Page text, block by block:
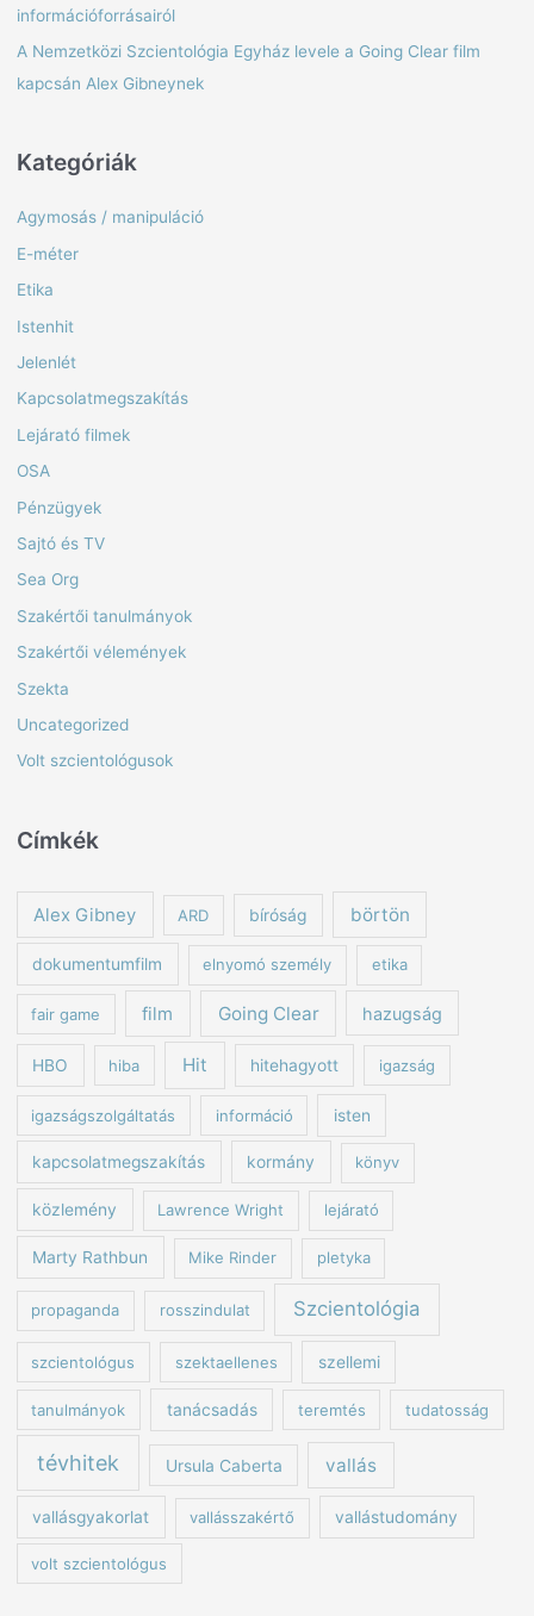
r
:
információforrásairól
A Nemzetközi Szcientológia Egyház levele a Going Clear film
kapcsán Alex Gibneynek
Kategóriák
Agymosás / manipuláció
E-méter
Etika
Istenhit
Jelenlét
Kapcsolatmegszakítás
Lejárató filmek
OSA
Pénzügyek
Sajtó és TV
Sea Org
Szakértői tanulmányok
Szakértői vélemények
Szekta
Uncategorized
Volt szcientológusok
Címkék
Alex Gibney ARD bíróság börtön
dokumentumfilm elnyomó személy etika
fair game film Going Clear hazugság
HBO hiba Hit hitehagyott igazság
igazságszolgáltatás információ isten
kapcsolatmegszakítás kormány könyv
közlemény Lawrence Wright lejárató
Marty Rathbun Mike Rinder pletyka
propaganda rosszindulat Szcientológia
szcientológus szektaellenes szellemi
tanulmányok tanácsadás teremtés tudatosság
tévhitek Ursula Caberta vallás
vallásgyakorlat vallásszakértő vallástudomány
volt szcientológus